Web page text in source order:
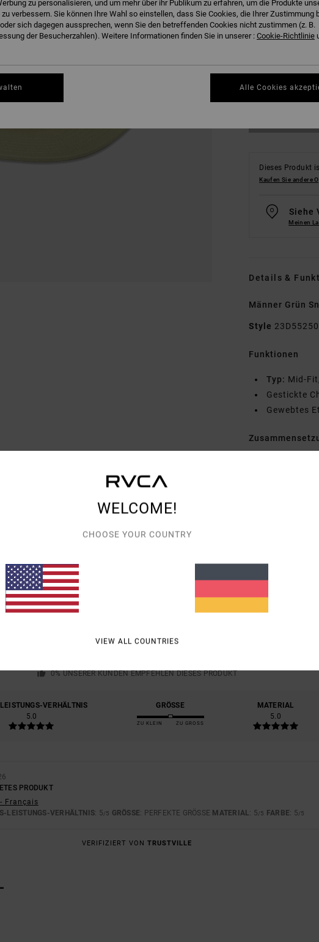
Dieses Produkt
Kaufen Sie andere
Siehe
Meinen
Details &
Männer Grün
Style
Funktionen
Typ: Mid-
Gestickte
Gewebtes
Versand &
DURCHSCHNITTLICHE BEWERTUNG
0% UNSERER KUNDEN EMPFEHLEN DIESES PRODUKT
VERHÄLTNIS
5.0
GRÖSSE
ZU KLEIN ZU GROSS
MATERIAL
5.0
PRODUKT
Français
LEISTUNGS-VERHÄLTNIS: 5/5 GRÖSSE : PERFEKTE GRÖSSE MATERIAL: 5/5 FARBE: 5/5
VERIFIZIERT VON TRUSTVILLE
WELCOME!
CHOOSE YOUR COUNTRY
VIEW ALL COUNTRIES
zu personalisieren, und um mehr über ihr Publikum zu erfahren, um die Produkte
verbessern. Sie können Ihre Wahl so einstellen, dass Sie Cookies, die Ihrer Zustimmung
sich dagegen aussprechen, wenn Sie den betreffenden Cookies nicht zustimmen (z. B.
der Besucherzahlen). Weitere Informationen finden Sie in unserer : Cookie-Richtlinie
Alle Cookies